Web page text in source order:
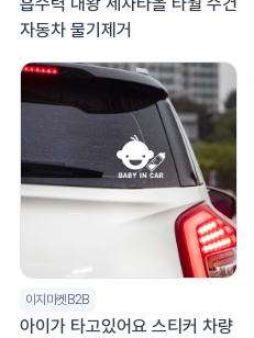
자동차 물기제거
이지마켓B2B
아이가 타고있어요 스티커 차량